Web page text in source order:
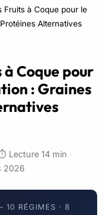
Fruits à Coque pour le
Alternatives
à Coque pour
: Graines
Lecture 14 min ·
2026
10 RÉGIMES · 8